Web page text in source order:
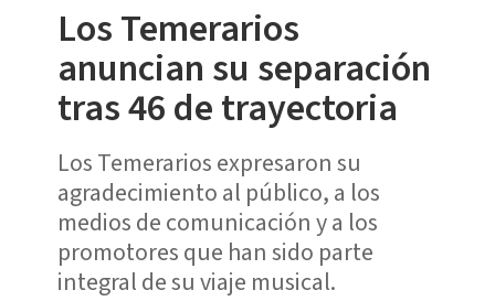
Los Temerarios
anuncian su separación
tras 46 de trayectoria
Los Temerarios expresaron su
agradecimiento al público, a los
medios de comunicación y a los
promotores que han sido parte
integral de su viaje musical.